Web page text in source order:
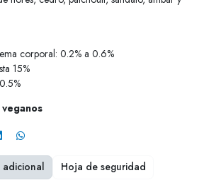
corporal: 0.2% a 0.6%
15%
Hoja de seguridad